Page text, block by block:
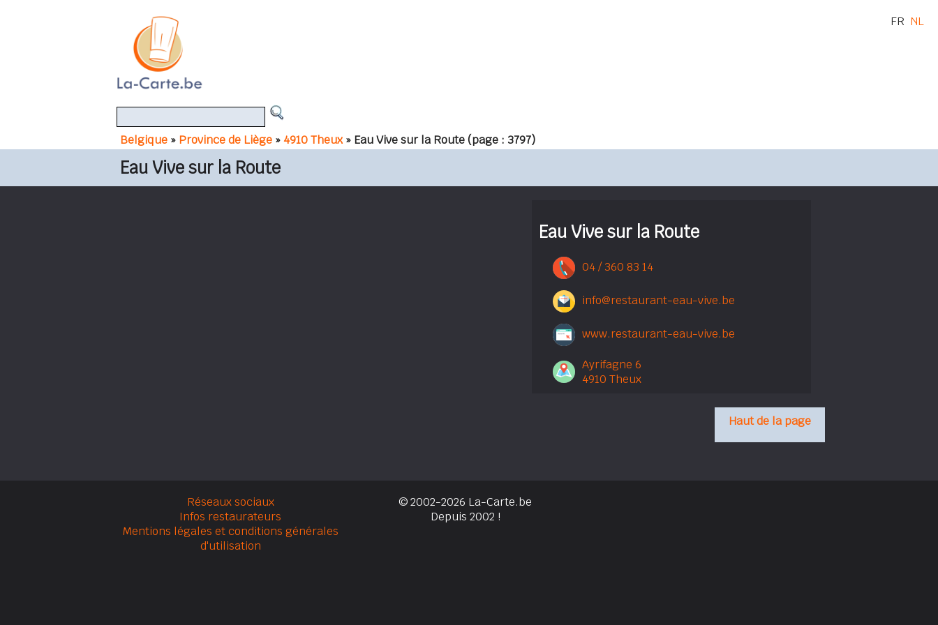
Belgique » Province de Liège »4910 Theux » Eau Vive sur la Route(page : 3797)
FR NL
Eau Vive sur la Route
Eau Vive sur la Route
04 / 360 83 14
info@restaurant-eau-vive.be
www.restaurant-eau-vive.be
Ayrifagne 6
4910 Theux
Haut de la page
Réseaux sociaux
Infos restaurateurs
Mentions légales et conditions générales
d'utilisation
© 2002-2026 La-Carte.be
Depuis 2002 !